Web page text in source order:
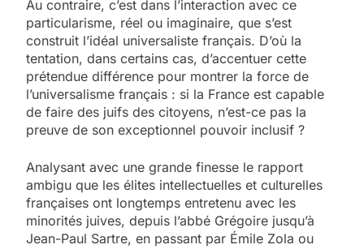
Au contraire, c’est dans l’interaction avec ce
particularisme, réel ou imaginaire, que s’est
construit l’idéal universaliste français. D’où la
tentation, dans certains cas, d’accentuer cette
prétendue différence pour montrer la force de
l’universalisme français : si la France est capable
de faire des juifs des citoyens, n’est-ce pas la
preuve de son exceptionnel pouvoir inclusif ?
Analysant avec une grande finesse le rapport
ambigu que les élites intellectuelles et culturelles
françaises ont longtemps entretenu avec les
minorités juives, depuis l’abbé Grégoire jusqu’à
Jean-Paul Sartre, en passant par Émile Zola ou